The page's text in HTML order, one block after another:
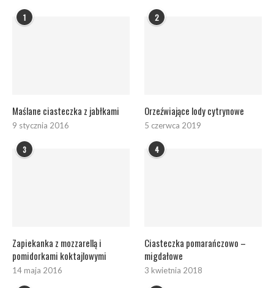
1
Maślane ciasteczka z jabłkami
9 stycznia 2016
2
Orzeźwiające lody cytrynowe
5 czerwca 2019
3
Zapiekanka z mozzarellą i
pomidorkami koktajlowymi
14 maja 2016
4
Ciasteczka pomarańczowo –
migdałowe
3 kwietnia 2018